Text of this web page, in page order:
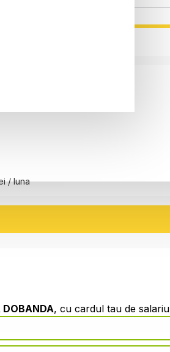
/ luna
DOBANDA, cu cardul tau de salariu